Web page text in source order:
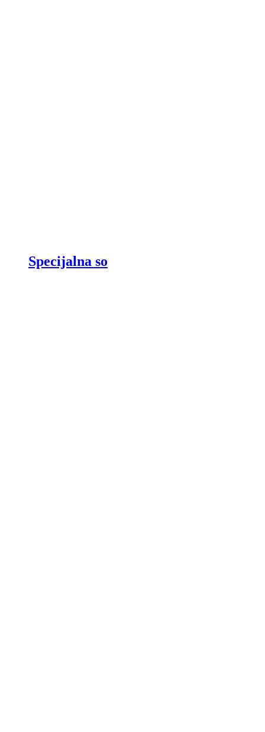
Specijalna so